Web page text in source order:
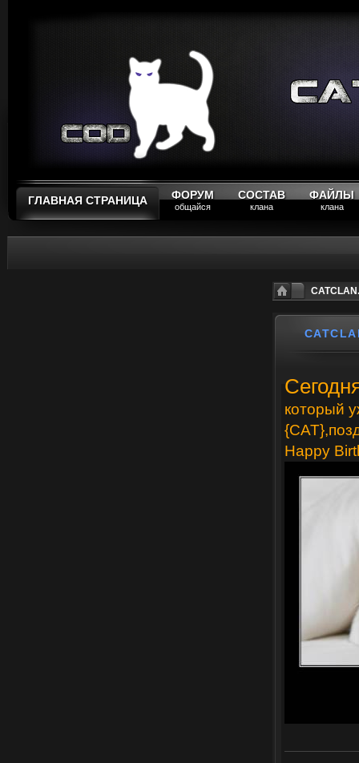
ГЛАВНАЯ СТРАНИЦА ФОРУМ
общайся
СОСТАВ
клана
ФАЙЛЫ
клана
который
Happy